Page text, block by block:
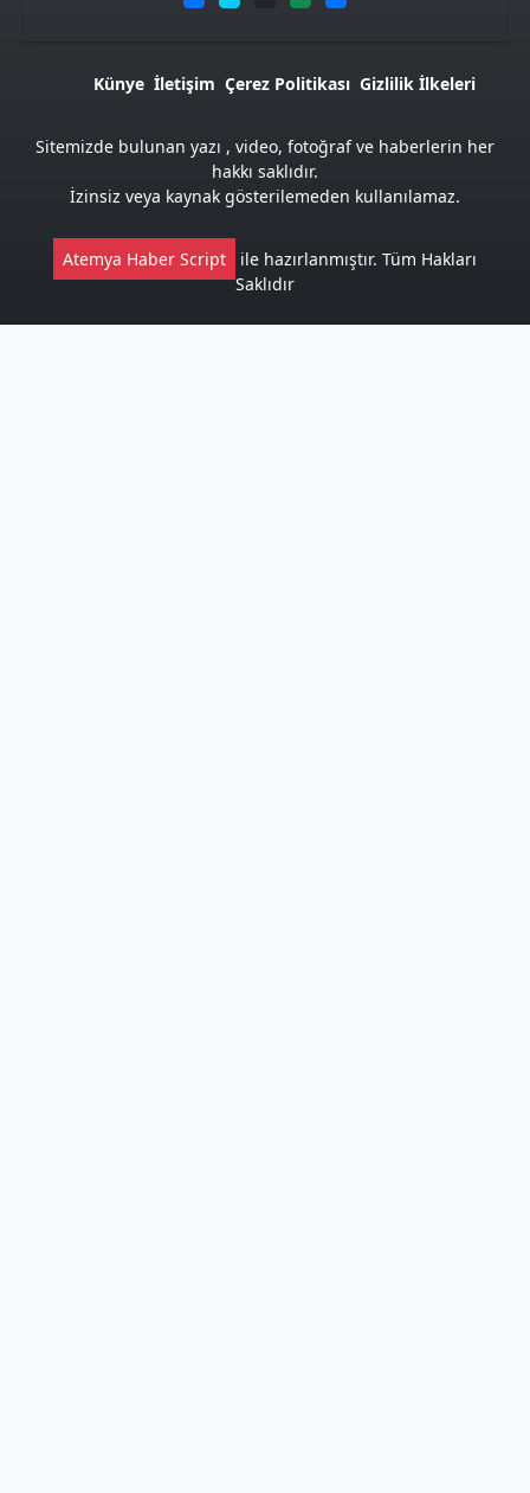
Künye İletişim Çerez Politikası Gizlilik İlkeleri
Sitemizde bulunan yazı , video, fotoğraf ve haberlerin her
hakkı saklıdır.
İzinsiz veya kaynak gösterilemeden kullanılamaz.
Atemya Haber Script
ile hazırlanmıştır. Tüm Hakları
Saklıdır